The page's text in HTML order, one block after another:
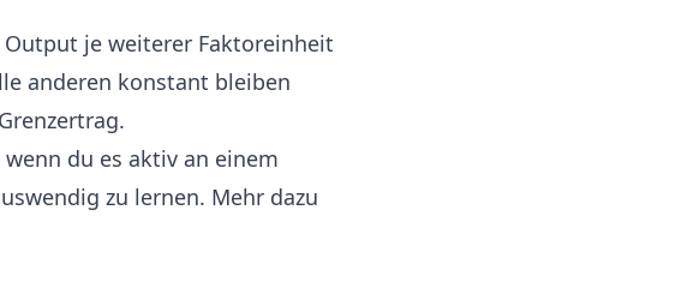
je weiterer Faktoreinheit
anderen konstant bleiben
du es aktiv an einem
zu lernen. Mehr dazu